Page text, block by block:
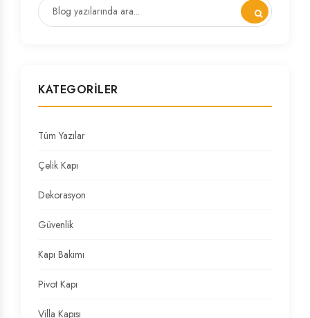
KATEGORILER
Tüm Yazılar
Çelik Kapı
Dekorasyon
Güvenlik
Kapı Bakımı
Pivot Kapı
Villa Kapısı